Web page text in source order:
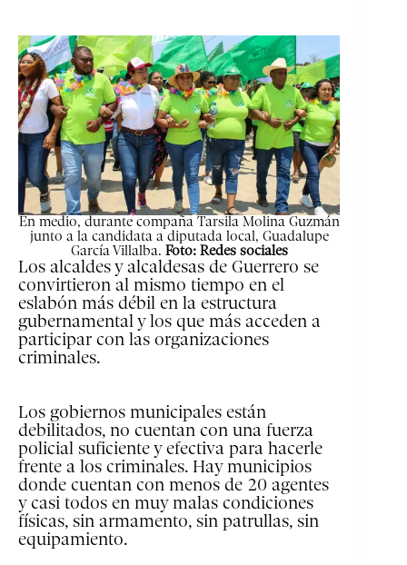
En medio, durante compaña Tarsila Molina Guzmán
junto a la candidata a diputada local, Guadalupe
García Villalba. Foto: Redes sociales
Los alcaldes y alcaldesas de Guerrero se
convirtieron al mismo tiempo en el
eslabón más débil en la estructura
gubernamental y los que más acceden a
participar con las organizaciones
criminales.
Los gobiernos municipales están
debilitados, no cuentan con una fuerza
policial suficiente y efectiva para hacerle
frente a los criminales. Hay municipios
donde cuentan con menos de 20 agentes
y casi todos en muy malas condiciones
físicas, sin armamento, sin patrullas, sin
equipamiento.